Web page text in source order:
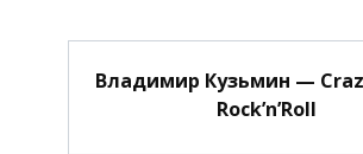
Владимир Кузьмин —
Rock’n’Roll